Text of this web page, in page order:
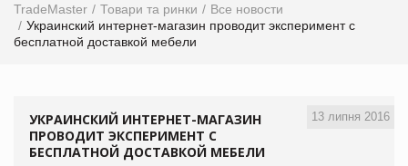
TradeMaster Товари та ринки
Все новости
Украинский интернет-магазин проводит эксперимент с
бесплатной доставкой мебели
13 липня 2016
УКРАИНСКИЙ ИНТЕРНЕТ-МАГАЗИН
ПРОВОДИТ ЭКСПЕРИМЕНТ С
БЕСПЛАТНОЙ ДОСТАВКОЙ МЕБЕЛИ